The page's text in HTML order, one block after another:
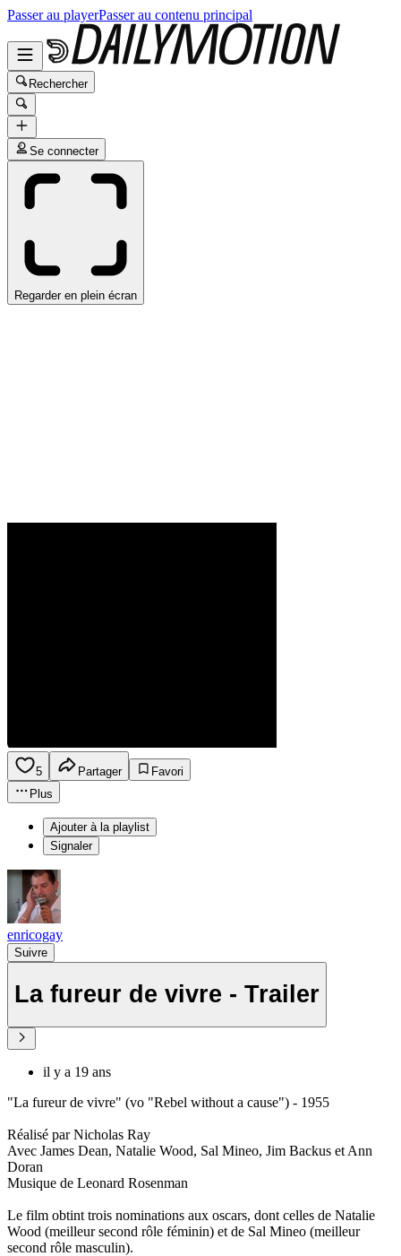
Passer au playerPasser au contenu principal
Rechercher
Se connecter
Regarder en plein écran
5 Partager
Favori
Plus
Ajouter à la playlist
Signaler
enricogay
Suivre
La fureur de vivre - Trailer
il y a 19 ans
"La fureur de vivre" (vo "Rebel without a cause") - 1955
Réalisé par Nicholas Ray
Avec James Dean, Natalie Wood, Sal Mineo, Jim Backus et Ann
Doran
Musique de Leonard Rosenman
Le film obtint trois nominations aux oscars, dont celles de Natalie
Wood (meilleur second rôle féminin) et de Sal Mineo (meilleur
second rôle masculin).